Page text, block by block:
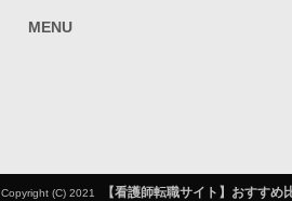
MENU
Copyright (C) 2021 【看護師転職サイト】おすす